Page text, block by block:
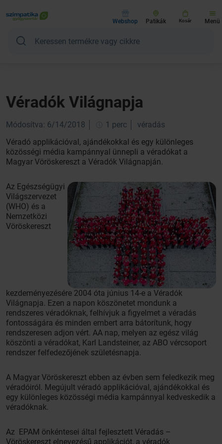
Webshop Patikák Kosár Menü
Véradók Világnapja
Módosítva: 6/14/2018 1 perc
véradás
Véradó applikációval, ajándékokkal és egy különleges
közösségi média kampánnyal ünnepli a véradókat a
Magyar Vöröskereszt a Véradók Világnapján.
Az Egészségügyi
Világszervezet
(WHO) és a
Nemzetközi
Vöröskereszt
kezdeményezésére 2004 óta június 14-e a Véradók
Világnapja. Ezen a napon köszönetet mondunk a
rendszeres véradóknak, felhívjuk a figyelmet a véradás
fontosságára és minden embert arra bátorítunk, hogy
rendszeresen adjon vért. AA nap, melyen az egész világ
köszönti a véradókat, Karl Landsteiner, az ABO vércsoport
rendszer felfedezőjének születésnapja.
A Magyar Vöröskereszt ebben az évben sem feledkezik meg
véradóiról. Megújult véradó applikációval, ajándékokkal és
egy különleges közösségi média kampánnyal kedveskedik a
véradóknak.
Az EPAM önkéntesei által fejlesztett Véradás –
Vöröskereszt elnevezésű applikációt, a véradók